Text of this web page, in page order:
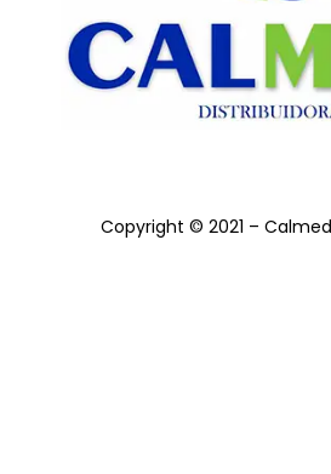
Copyright © 2021 –